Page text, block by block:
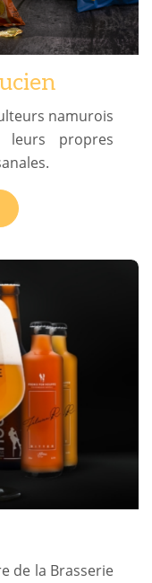
namurois
propres
de la Brasserie